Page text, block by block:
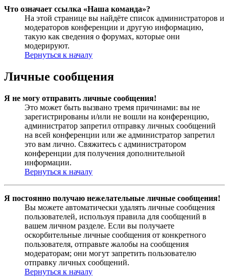
Что означает ссылка «Наша команда»?
На этой странице вы найдёте список администраторов и
модераторов конференции и другую информацию,
такую как сведения о форумах, которые они
модерируют.
Вернуться к началу
Личные сообщения
Я не могу отправить личные сообщения!
Это может быть вызвано тремя причинами: вы не
зарегистрированы и/или не вошли на конференцию,
администратор запретил отправку личных сообщений
на всей конференции или же администратор запретил
это вам лично. Свяжитесь с администратором
конференции для получения дополнительной
информации.
Вернуться к началу
Я постоянно получаю нежелательные личные сообщения!
Вы можете автоматически удалять личные сообщения
пользователей, используя правила для сообщений в
вашем личном разделе. Если вы получаете
оскорбительные личные сообщения от конкретного
пользователя, отправьте жалобы на сообщения
модераторам; они могут запретить пользователю
отправку личных сообщений.
Вернуться к началу